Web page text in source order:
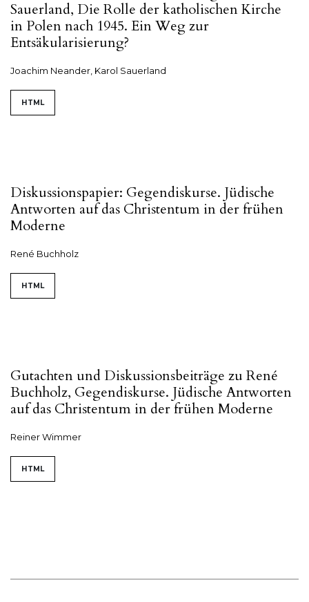
Sauerland, Die Rolle der katholischen Kirche
in Polen nach 1945. Ein Weg zur
Entsäkularisierung?
Joachim Neander, Karol Sauerland
HTML
Diskussionspapier: Gegendiskurse. Jüdische
Antworten auf das Christentum in der frühen
Moderne
René Buchholz
HTML
Gutachten und Diskussionsbeiträge zu René
Buchholz, Gegendiskurse. Jüdische Antworten
auf das Christentum in der frühen Moderne
Reiner Wimmer
HTML